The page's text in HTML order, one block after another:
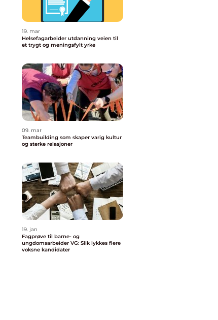
19. mar
Helsefagarbeider utdanning veien til
et trygt og meningsfylt yrke
09. mar
Teambuilding som skaper varig kultur
og sterke relasjoner
19. jan
Fagprøve til barne- og
ungdomsarbeider VG: Slik lykkes flere
voksne kandidater